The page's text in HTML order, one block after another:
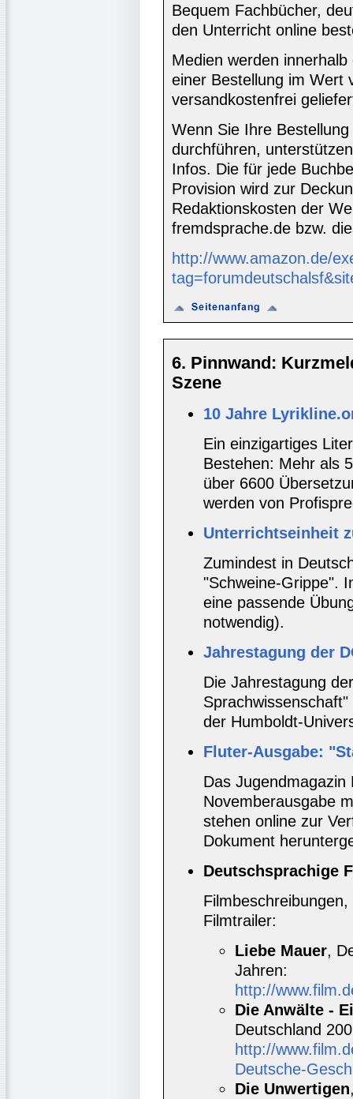
Bequem Fachbücher,
den Unterricht online
Medien werden
einer Bestellung im Wert
versandkostenfrei
Wenn Sie Ihre
durchführen,
Infos. Die für jede
Provision wird zur
Redaktionskosten der
fremdsprache.de bzw.
http://www.amazon.de/
6. Pinnwand:
Szene
10 Jahre
Ein einzigartiges
Bestehen: Mehr als
über 6600
werden von
Unterrichtseinheit
Zumindest in
"Schweine-Grippe".
eine passende
notwendig).
Jahrestagung der
Die Jahrestagung
der Humboldt-
Fluter-Ausgabe:
Das
Novemberausgabe
stehen online zur
Dokument
Deutschsprachige
Filmtrailer:
Liebe Mauer,
Jahren:
http://
Die Anwälte -
Deutschland
http://
Deutsche-
Die Unwertigen